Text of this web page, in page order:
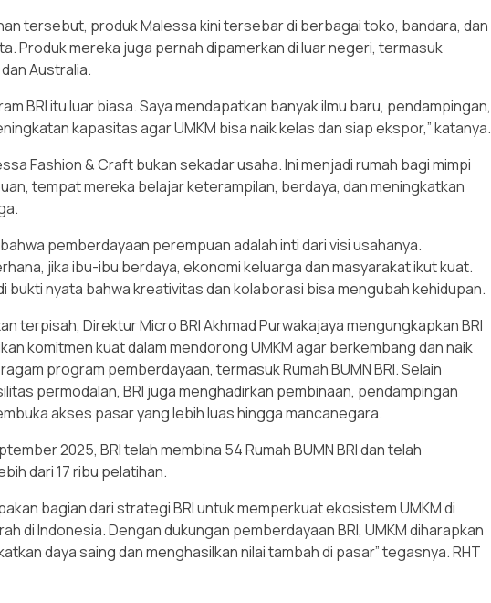
tersebut, produk Malessa kini tersebar di berbagai toko, bandara, dan
Produk mereka juga pernah dipamerkan di luar negeri, termasuk
Australia.
BRI itu luar biasa. Saya mendapatkan banyak ilmu baru, pendampingan,
kapasitas agar UMKM bisa naik kelas dan siap ekspor,” katanya.
Fashion & Craft bukan sekadar usaha. Ini menjadi rumah bagi mimpi
tempat mereka belajar keterampilan, berdaya, dan meningkatkan
pemberdayaan perempuan adalah inti dari visi usahanya.
jika ibu-ibu berdaya, ekonomi keluarga dan masyarakat ikut kuat.
bukti nyata bahwa kreativitas dan kolaborasi bisa mengubah kehidupan.
terpisah, Direktur Micro BRI Akhmad Purwakajaya mengungkapkan BRI
komitmen kuat dalam mendorong UMKM agar berkembang dan naik
program pemberdayaan, termasuk Rumah BUMN BRI. Selain
permodalan, BRI juga menghadirkan pembinaan, pendampingan
akses pasar yang lebih luas hingga mancanegara.
2025, BRI telah membina 54 Rumah BUMN BRI dan telah
dari 17 ribu pelatihan.
bagian dari strategi BRI untuk memperkuat ekosistem UMKM di
di Indonesia. Dengan dukungan pemberdayaan BRI, UMKM diharapkan
daya saing dan menghasilkan nilai tambah di pasar” tegasnya. RHT